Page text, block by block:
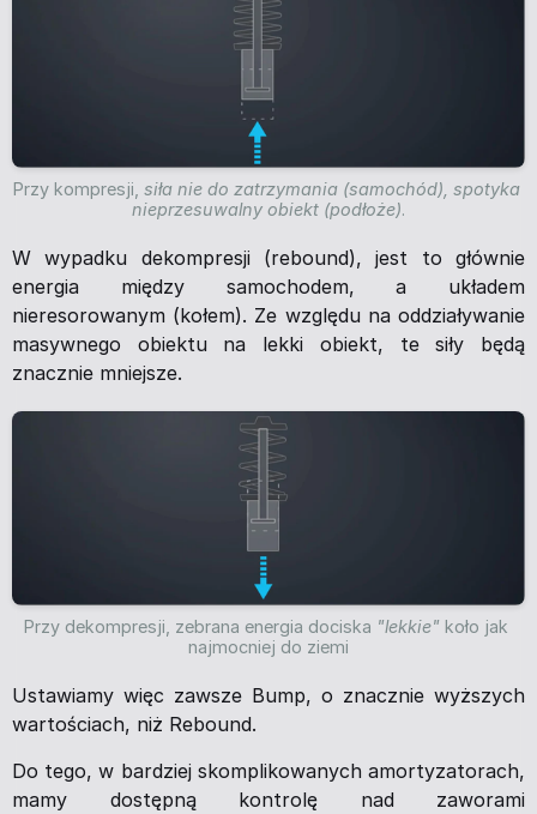
Przy kompresji, siła nie do zatrzymania (samochód), spotyka
nieprzesuwalny obiekt (podłoże).
W wypadku dekompresji (rebound), jest to głównie
energia między samochodem, a układem
nieresorowanym (kołem). Ze względu na oddziaływanie
masywnego obiektu na lekki obiekt, te siły będą
znacznie mniejsze.
Przy dekompresji, zebrana energia dociska "lekkie" koło jak
najmocniej do ziemi
Ustawiamy więc zawsze Bump, o znacznie wyższych
wartościach, niż Rebound.
Do tego, w bardziej skomplikowanych amortyzatorach,
mamy dostępną kontrolę nad zaworami